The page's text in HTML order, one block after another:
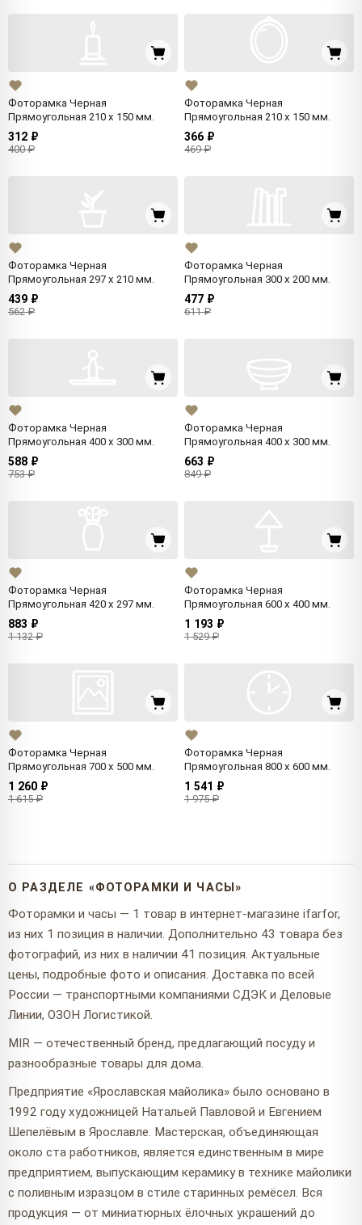
Фоторамка Черная
Прямоугольная 210 x 150 мм.
312 ₽
400 ₽
Фоторамка Черная
Прямоугольная 210 x 150 мм.
366 ₽
469 ₽
Фоторамка Черная
Прямоугольная 297 x 210 мм.
439 ₽
562 ₽
Фоторамка Черная
Прямоугольная 300 x 200 мм.
477 ₽
611 ₽
Фоторамка Черная
Прямоугольная 400 x 300 мм.
588 ₽
753 ₽
Фоторамка Черная
Прямоугольная 400 x 300 мм.
663 ₽
849 ₽
Фоторамка Черная
Прямоугольная 420 x 297 мм.
883 ₽
1 132 ₽
Фоторамка Черная
Прямоугольная 600 x 400 мм.
1 193 ₽
1 529 ₽
Фоторамка Черная
Прямоугольная 700 x 500 мм.
1 260 ₽
1 615 ₽
Фоторамка Черная
Прямоугольная 800 x 600 мм.
1 541 ₽
1 975 ₽
О РАЗДЕЛЕ «ФОТОРАМКИ И ЧАСЫ»
Фоторамки и часы — 1 товар в интернет-магазине ifarfor,
из них 1 позиция в наличии. Дополнительно 43 товара без
фотографий, из них в наличии 41 позиция. Актуальные
цены, подробные фото и описания. Доставка по всей
России — транспортными компаниями СДЭК и Деловые
Линии, ОЗОН Логистикой.
MIR — отечественный бренд, предлагающий посуду и
разнообразные товары для дома.
Предприятие «Ярославская майолика» было основано в
1992 году художницей Натальей Павловой и Евгением
Шепелёвым в Ярославле. Мастерская, объединяющая
около ста работников, является единственным в мире
предприятием, выпускающим керамику в технике майолики
с поливным изразцом в стиле старинных ремёсел. Вся
продукция — от миниатюрных ёлочных украшений до